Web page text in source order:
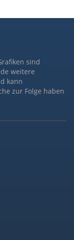
sind
weitere
kann
zur Folge haben